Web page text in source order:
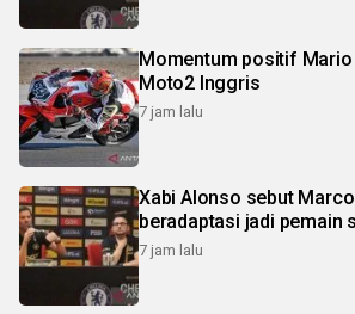
Momentum positif Mario
Moto2 Inggris
7 jam lalu
Xabi Alonso sebut
beradaptasi jadi pemain
7 jam lalu